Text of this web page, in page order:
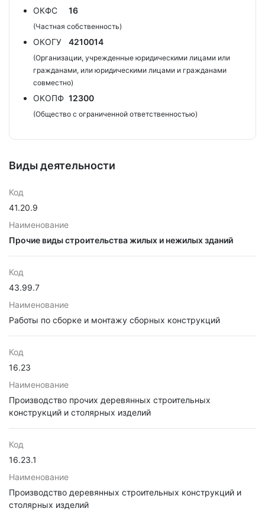
ОКФС 16
(Частная собственность)
ОКОГУ 4210014
(Организации, учрежденные юридическими лицами или
гражданами, или юридическими лицами и гражданами
совместно)
ОКОПФ 12300
(Общество с ограниченной ответственностью)
Виды деятельности
Код
41.20.9
Наименование
Прочие виды строительства жилых и нежилых зданий
Код
43.99.7
Наименование
Работы по сборке и монтажу сборных конструкций
Код
16.23
Наименование
Производство прочих деревянных строительных
конструкций и столярных изделий
Код
16.23.1
Наименование
Производство деревянных строительных конструкций и
столярных изделий